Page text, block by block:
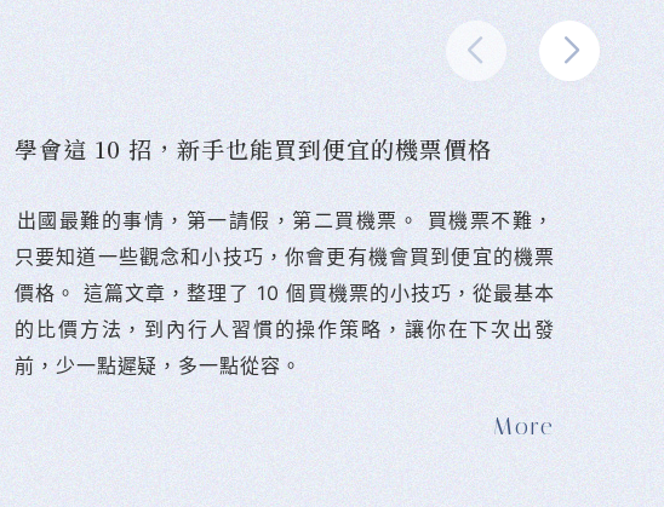
學會這 10 招，新手也能買到便宜的機票價格
󠀠出國最難的事情，第一請假，第二買機票。 󠀠買機票不難，
只要知道一些觀念和小技巧，你會更有機會買到便宜的機票
價格。 這篇文章，整理了 10 個買機票的小技巧，從最基本
的比價方法，到內行人習慣的操作策略，讓你在下次出發
前，少一點遲疑，多一點從容。